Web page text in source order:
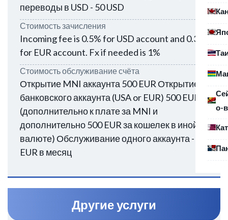
о-
переводы в USD - 50 USD
Стоимость зачисления
Incoming fee is 0.5% for USD account and 0.3%
for EUR account. Fx if needed is 1%
Стоимость обслуживание счёта
Открытие MNI аккаунта 500 EUR Открытие
банковского аккаунта (USA or EUR) 500 EUR
(дополнительно к плате за MNI и
дополнительно 500 EUR за кошелек в иной
валюте) Обслуживание одного аккаунта - 75
EUR в месяц
Другие услуги